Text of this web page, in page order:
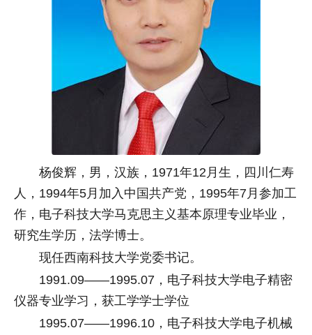
杨俊辉，男，汉族，1971年12月生，四川仁寿
人，1994年5月加入中国共产党，1995年7月参加工
作，电子科技大学马克思主义基本原理专业毕业，
研究生学历，法学博士。
现任西南科技大学党委书记。
1991.09——1995.07，电子科技大学电子精密
仪器专业学习，获工学学士学位
1995.07——1996.10，电子科技大学电子机械